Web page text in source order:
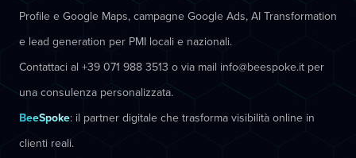
Profile e Google Maps, campagne Google Ads, AI Transformation
e lead generation per PMI locali e nazionali.
Contattaci al +39 071 988 3513 o via mail info@beespoke.it per
una consulenza personalizzata.
BeeSpoke: il partner digitale che trasforma visibilità online in
clienti reali.